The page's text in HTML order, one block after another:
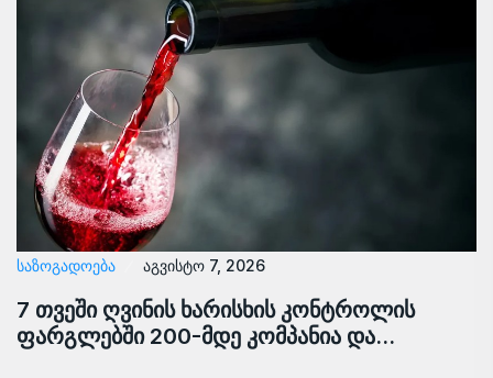
ᲡᲐᲖᲝᲒᲐᲓᲝᲔᲑᲐ აგვისტო 7, 2026
7 თვეში ღვინის ხარისხის კონტროლის
ფარგლებში 200-მდე კომპანია და…